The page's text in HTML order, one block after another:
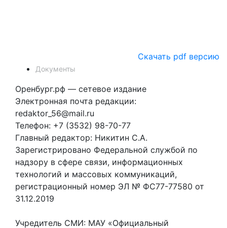
Скачать pdf версию
Документы
Оренбург.рф — сетевое издание
Электронная почта редакции:
redaktor_56@mail.ru
Телефон: +7 (3532) 98-70-77
Главный редактор: Никитин С.А.
Зарегистрировано Федеральной службой по
надзору в сфере связи, информационных
технологий и массовых коммуникаций,
регистрационный номер ЭЛ № ФС77-77580 от
31.12.2019
Учредитель СМИ: МАУ «Официальный